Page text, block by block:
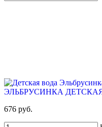
ЭЛЬБРУСИНКА ДЕТСКАЯ
676 руб.